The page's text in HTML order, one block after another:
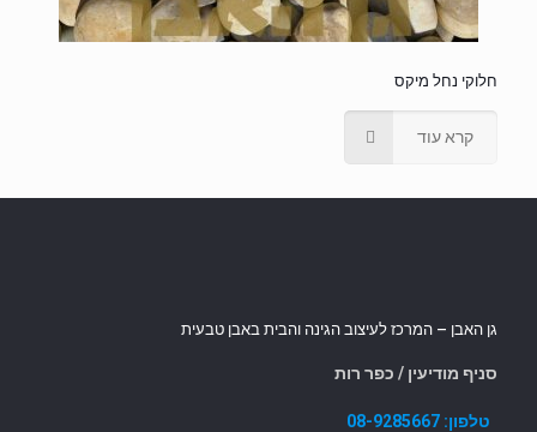
חלוקי נחל מיקס
קרא עוד
גן האבן – המרכז לעיצוב הגינה והבית באבן טבעית
סניף מודיעין / כפר רות
טלפון: 08-9285667